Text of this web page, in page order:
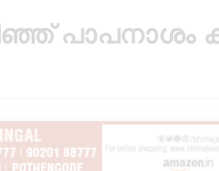
പാപനാശം